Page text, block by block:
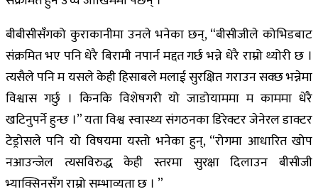
बीबीसीसँगको कुराकानीमा उनले भनेका छन्, “बीसीजीले कोभिडबाट
संक्रमित भए पनि धेरै बिरामी नपार्न मद्दत गर्छ भन्ने धेरै राम्रो थ्योरी छ ।
त्यसैले पनि म यसले केही हिसाबले मलाई सुरक्षित गराउन सक्छ भन्नेमा
विश्वास गर्छु । किनकि विशेषगरी यो जाडोयाममा म काममा धेरै
खटिनुपर्ने हुन्छ ।” यता विश्व स्वास्थ्य संगठनका डिरेक्टर जेनेरल डाक्टर
टेड्रोसले पनि यो विषयमा यस्तो भनेका हुन्, “रोगमा आधारित खोप
नआउन्जेल त्यसविरुद्ध केही स्तरमा सुरक्षा दिलाउन बीसीजी
भ्याक्सिनसँग राम्रो सम्भाव्यता छ । ”